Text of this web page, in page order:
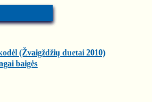
(Žvaigždžių duetai 2010)
baigės